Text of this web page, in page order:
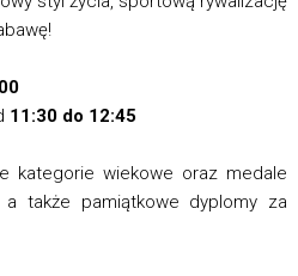
11:30 do 12:45
kategorie wiekowe oraz medale
także pamiątkowe dyplomy za